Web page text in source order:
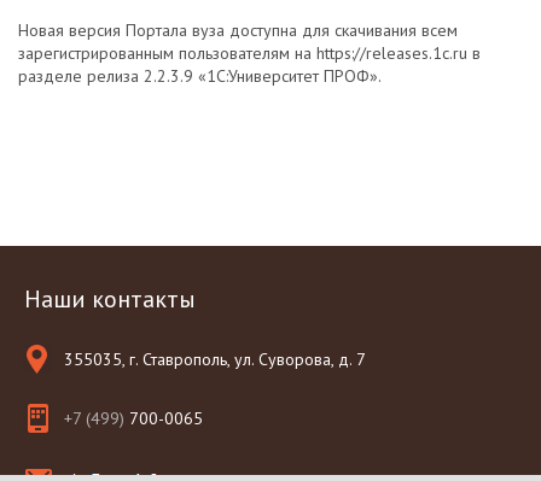
Новая версия Портала вуза доступна для скачивания всем
зарегистрированным пользователям на https://releases.1c.ru в
разделе релиза 2.2.3.9 «1С:Университет ПРОФ».
Наши контакты
355035, г. Ставрополь, ул. Суворова, д. 7
+7 (499) 700-0065